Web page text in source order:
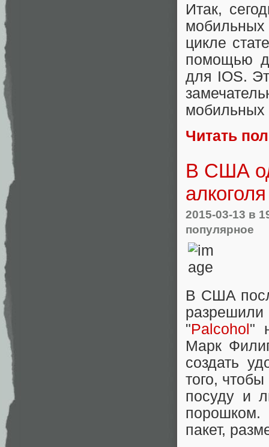
Итак,
цикле
помощью
для IOS.
мобильных
Читать
В США
алкоголя
2015-03-13 в
популярное
В США
"Palcohol "
Марк
создать
того,
посуду и
порошком.
пакет,